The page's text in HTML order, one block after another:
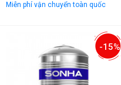
Miễn phí vận chuyển toàn quốc
-15%